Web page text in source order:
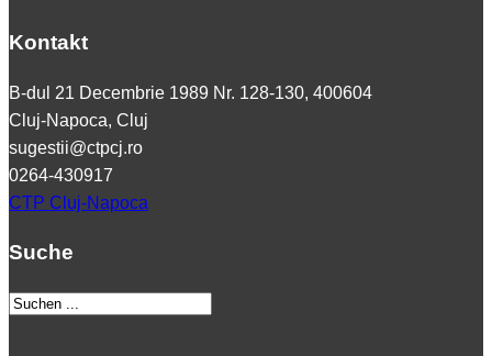
Kontakt
B-dul 21 Decembrie 1989 Nr. 128-130, 400604
Cluj-Napoca, Cluj
sugestii@ctpcj.ro
0264-430917
CTP Cluj-Napoca
Suche